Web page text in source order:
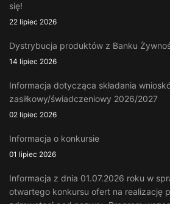
się!
22 lipiec 2026
Dystrybucja produktów z Banku
14 lipiec 2026
Informacja dotycząca składania
zasiłkowy/świadczeniowy 2026/2027
02 lipiec 2026
Informacja o konkursie
01 lipiec 2026
Informacja z dnia 01.07.2026 roku w
otwartego konkursu ofert na realizację